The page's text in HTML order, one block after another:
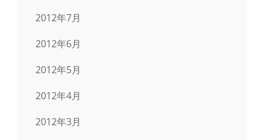
2012年7月
2012年6月
2012年5月
2012年4月
2012年3月